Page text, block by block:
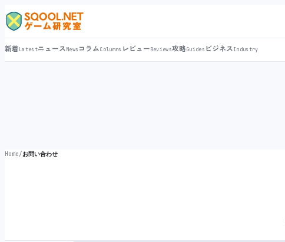
新着LatestニュースNews コラムColumns レビューReviews攻略Guides ビジネスIndustry
Home/お問い合わせ